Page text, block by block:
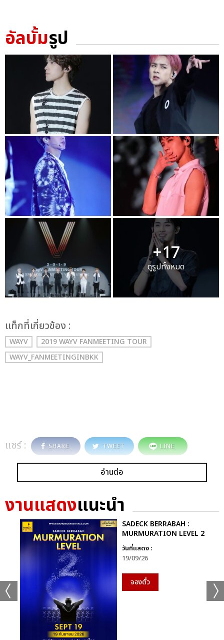
อัลบั้มรูป
+17
ดูรูปทั้งหมด
เเท็กที่เกี่ยวข้อง :
WAYV
2019 WAYV FANMEETING TOUR
WAYV_FANMEETINGINBKK
แชร์ : SHARE TWEET LINE
อ่านต่อ
งานแสดงแนะนำ
SADECK BERRABAH :
MURMURATION LEVEL 2
วันที่แสดง :
19/09/26
จองตั๋ว